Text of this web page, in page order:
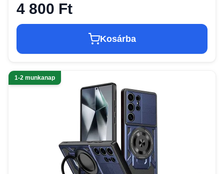
4 800 Ft
Kosárba
1-2 munkanap